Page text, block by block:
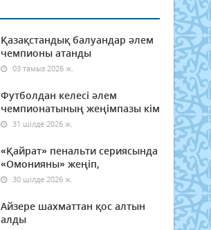
Қазақстандық балуандар әлем
чемпионы атанды
03 тамыз 2026 ж.
Футболдан келесі әлем
чемпионатының жеңімпазы кім
31 шілде 2026 ж.
«Қайрат» пенальти сериясында
«Омонияны» жеңіп,
30 шілде 2026 ж.
Айзере шахматтан қос алтын
алды